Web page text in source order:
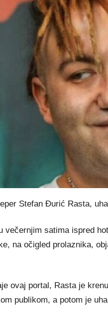
Stefan Đurić Rasta,
večernjim satima ispred
na očigled prolaznika,
ovaj portal, Rasta je
publikom, a potom je